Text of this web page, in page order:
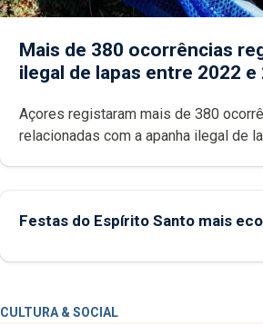
Mais de 380 ocorrências
ilegal de lapas entre 2022 e
Açores registaram mais de 380 ocorrências e mais
relacionadas com a apanha ilegal de lapas
Festas do Espírito Santo mais
CULTURA & SOCIAL